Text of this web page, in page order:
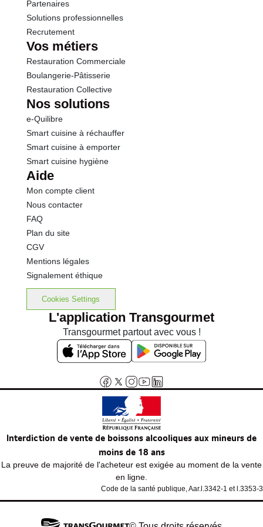
Sel
Partenaires
Solutions professionnelles
Recrutement
Vos métiers
Restauration Commerciale
Boulangerie-Pâtisserie
Restauration Collective
Nos solutions
e-Quilibre
Smart cuisine à réchauffer
Smart cuisine à emporter
Smart cuisine hygiène
Aide
Mon compte client
Nous contacter
FAQ
Plan du site
CGV
Mentions légales
Signalement éthique
Cookies Settings
L'application Transgourmet
Transgourmet partout avec vous !
Interdiction de vente de boissons alcooliques aux mineurs de
moins de 18 ans
La preuve de majorité de l'acheteur est exigée au moment de la vente
en ligne.
Code de la santé publique, Aar.l.3342-1 et l.3353-3